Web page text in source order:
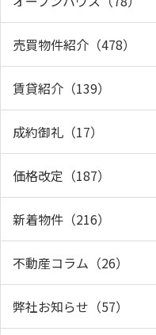
売買物件紹介（478）
賃貸紹介（139）
成約御礼（17）
価格改定（187）
新着物件（216）
不動産コラム（26）
弊社お知らせ（57）